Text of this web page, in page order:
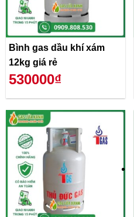
Bình gas dầu khí xám
12kg giá rẻ
530000₫